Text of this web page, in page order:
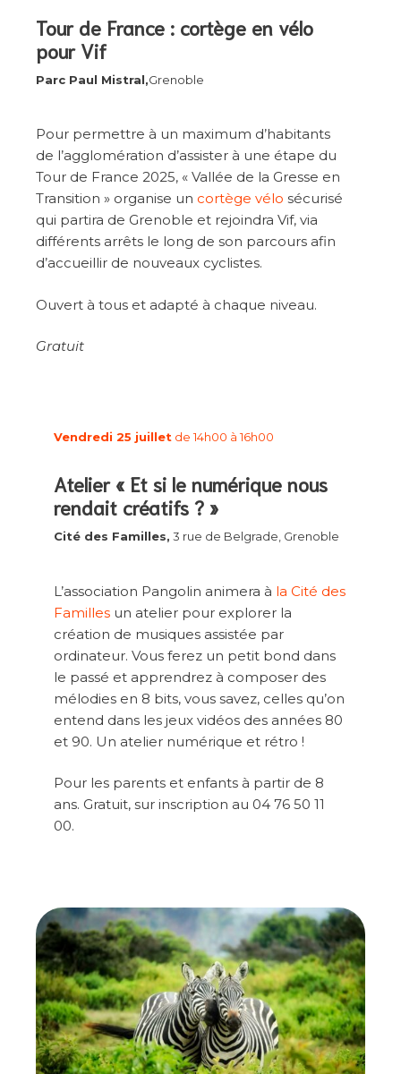
Tour de France : cortège en vélo
pour Vif
Parc Paul Mistral,Grenoble
Pour permettre à un maximum d’habitants
de l’agglomération d’assister à une étape du
Tour de France 2025, « Vallée de la Gresse en
Transition » organise un cortège vélo sécurisé
qui partira de Grenoble et rejoindra Vif, via
différents arrêts le long de son parcours afin
d’accueillir de nouveaux cyclistes.
Ouvert à tous et adapté à chaque niveau.
Gratuit
Vendredi 25 juillet de 14h00 à 16h00
Atelier « Et si le numérique nous
rendait créatifs ? »
Cité des Familles, 3 rue de Belgrade, Grenoble
L’association Pangolin animera à la Cité des
Familles un atelier pour explorer la
création de musiques assistée par
ordinateur. Vous ferez un petit bond dans
le passé et apprendrez à composer des
mélodies en 8 bits, vous savez, celles qu’on
entend dans les jeux vidéos des années 80
et 90. Un atelier numérique et rétro !
Pour les parents et enfants à partir de 8
ans. Gratuit, sur inscription au 04 76 50 11
00.